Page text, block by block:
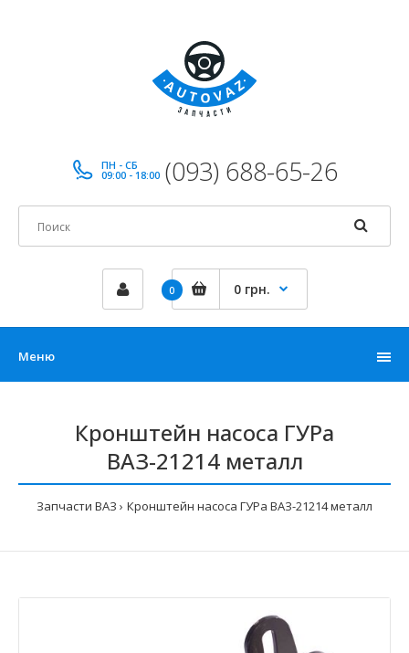
ПН - СБ
09:00 - 18:00 (093) 688-65-26
0 0 грн.
Меню
Кронштейн насоса ГУРа
ВАЗ-21214 металл
Запчасти ВАЗ Кронштейн насоса ГУРа ВАЗ-21214 металл